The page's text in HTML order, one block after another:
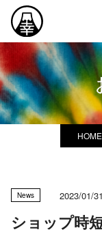
HOME
News 2023/01/31
ショップ時